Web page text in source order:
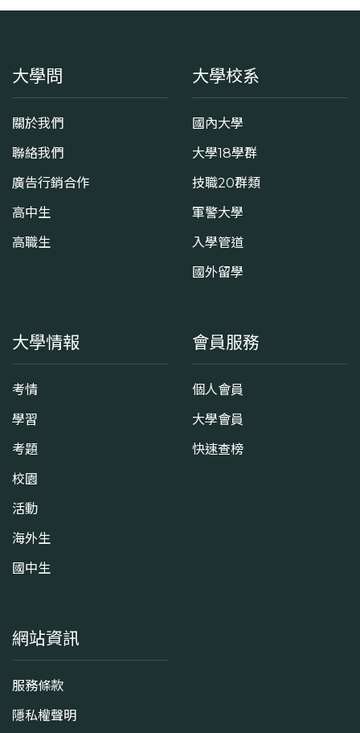
大學問
關於我們
聯絡我們
廣告行銷合作
高中生
高職生
大學校系
國內大學
大學18學群
技職20群類
軍警大學
入學管道
國外留學
大學情報
考情
學習
考題
校園
活動
海外生
國中生
會員服務
個人會員
大學會員
快速查榜
網站資訊
服務條款
隱私權聲明